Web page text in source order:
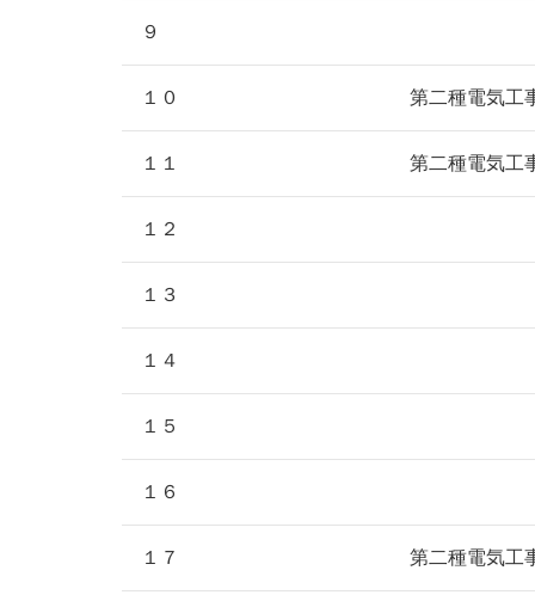
９
１０ 第二種電気工
１１ 第二種電気工
１２
１３
１４
１５
１６
１７ 第二種電気工